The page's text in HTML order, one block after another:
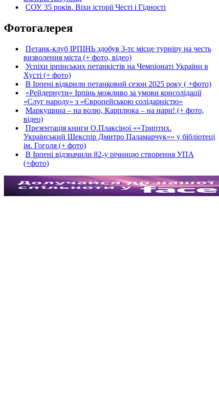
СОУ. 35 років. Віхи історії Честі і Гідності
Фотогалерея
Петанк-клуб ІРПІНЬ здобув 3-тє місце турніру на честь
визволення міста (+ фото, відео)
Успіхи ірпінських петанкістів на Чемпіонаті України в
Хусті (+ фото)
В Ірпені відкрили петанковий сезон 2025 року ( +фото)
«Рейдернути» Ірпінь можливо за умови консолідації
«Слуг народу» з «Європейською солідарністю»
Маркушина – на волю, Карплюка – на нари! (+ фото,
відео)
Презентація книги О.Плаксіної ««Триптих.
Український Шекспір Дмитро Паламарчук»» у бібліотеці
ім. Гоголя (+ фото)
В Ірпені відзначили 82-у річницю створення УПА
(+фото)